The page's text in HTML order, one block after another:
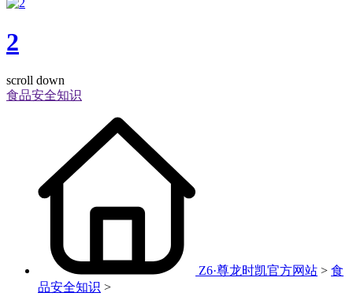
2
scroll down
食品安全知识
Z6·尊龙时凯官方网站 > 食
品安全知识 >